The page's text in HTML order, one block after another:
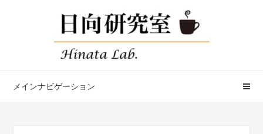
ョ
へ
メインナビゲーション